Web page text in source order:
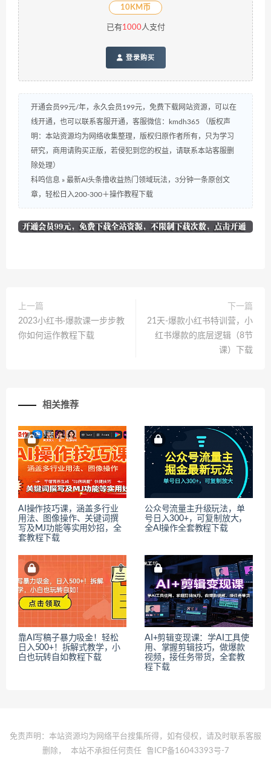
10KM币
已有 1000人支付
登录购买
开通会员99元/年，永久会员199元，免费下载网站资源，可以在
线开通，也可以联系客服开通，客服微信：kmdh365 （版权声
明：本站资源均为网络收集整理，版权归原作者所有，只为学习
研究，商用请购买正版，若侵犯到您的权益，请联系本站客服删
除处理）
科鸣信息 » 最新AI头条撸收益热门领域玩法，3分钟一条原创文
章，轻松日入200-300＋操作教程下载
上一篇
2023小红书·爆款课一步步教
你如何运作教程下载
下一篇
21天-爆款小红书特训营，小
红书爆款的底层逻辑（8节
课）下载
相关推荐
AI操作技巧课，涵盖多行业
用法、图像操作、关键词撰
写及MJ功能等实用妙招，全
套教程下载
公众号流量主升级玩法，单
号日入300+，可复制放大，
全AI操作全套教程下载
靠AI写稿子暴力吸金！轻松
日入500+！拆解式教学，小
白也玩转自如教程下载
AI+剪辑变现课：学AI工具使
用、掌握剪辑技巧，做爆款
视频，接任务带货，全套教
程下载
免责声明：本站资源均为网络平台搜集所得，如有侵权，请及时联系客服
删除，
本站不承担任何责任 鲁ICP备16043393号-7